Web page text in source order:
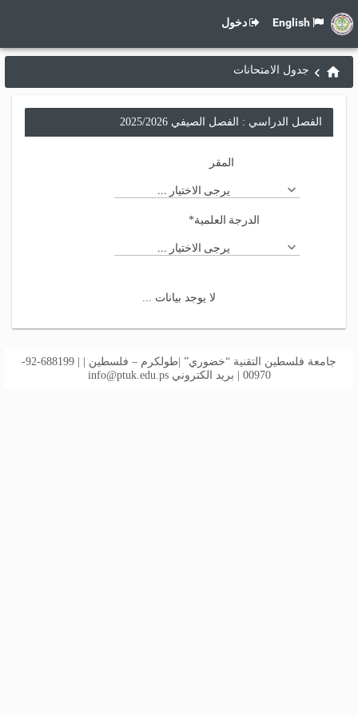
دخول
جدول الامتحانات
الفصل الدراسي : الفصل الصيفي 2025/2026
المقر
يرجى الاختيار ...
الدرجة العلمية*
يرجى الاختيار ...
لا يوجد بيانات ...
جامعة فلسطين التقنية “خضوري” |طولكرم – فلسطين | | 688199-92-
00970 | بريد الكتروني
info@ptuk.edu.ps